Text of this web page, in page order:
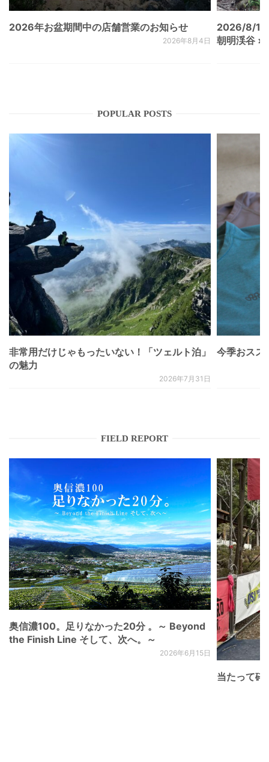
2026年お盆期間中の店舗営業のお知らせ
2026年8月4日
2026/8/
朝明渓谷 ×
POPULAR POSTS
非常用だけじゃもったいない！「ツェルト泊」
の魅力
2026年7月31日
今季おスス
FIELD REPORT
奥信濃100。足りなかった20分 。～ Beyond
the Finish Line そして、次へ。～
2026年6月15日
当たって砕